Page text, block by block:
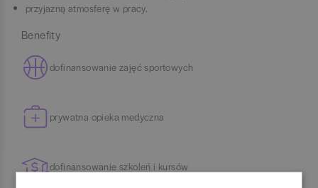
przyjazną atmosferę w pracy.
Benefity
dofinansowanie zajęć sportowych
prywatna opieka medyczna
dofinansowanie szkoleń i kursów